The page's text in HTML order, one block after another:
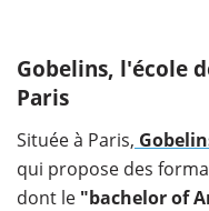
Gobelins, l'école
Paris
Située à Paris,
qui propose des
dont le "bachelor of